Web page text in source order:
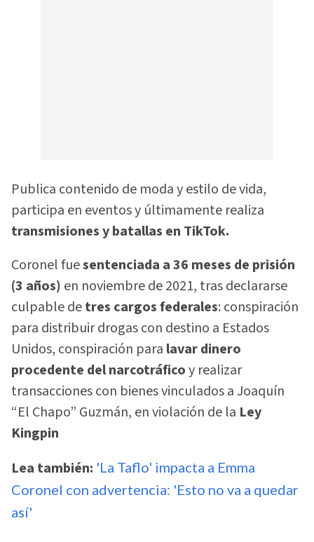
Publica contenido de moda y estilo de vida,
participa en eventos y últimamente realiza
transmisiones y batallas en TikTok.
Coronel fuesentenciada a 36 meses de prisión
(3 años) en noviembre de 2021, tras declararse
culpable detres cargos federales: conspiración
para distribuir drogas con destino a Estados
Unidos, conspiración para lavar dinero
procedente del narcotráficoy realizar
transacciones con bienes vinculados a Joaquín
“El Chapo” Guzmán, en violación de la Ley
Kingpin
Lea también: 'La Taflo' impacta a Emma
Coronel con advertencia: 'Esto no va a quedar
así'